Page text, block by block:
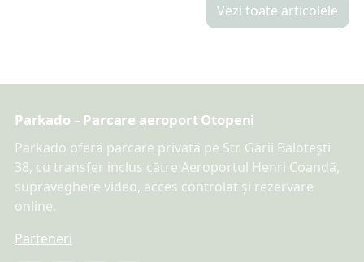
Vezi toate articolele
Parkado – Parcare aeroport Otopeni
Parkado oferă parcare privată pe Str. Gării Balotești
38, cu transfer inclus către Aeroportul Henri Coandă,
supraveghere video, acces controlat și rezervare
online.
Parteneri